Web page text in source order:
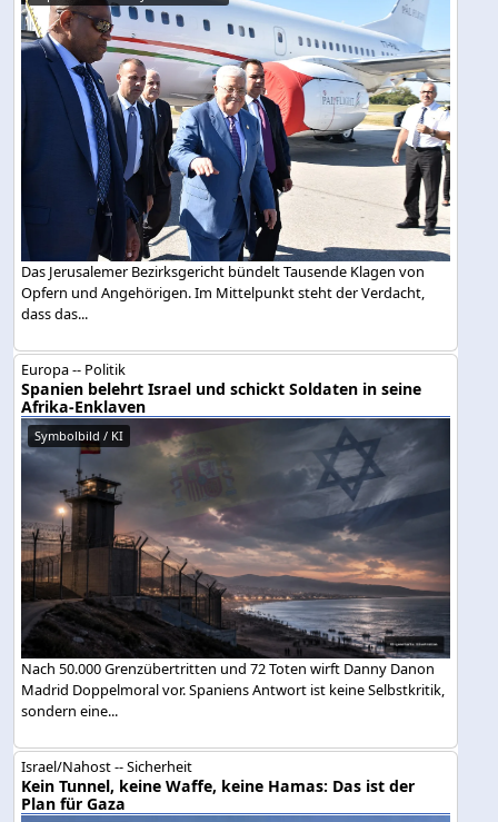
Das Jerusalemer Bezirksgericht bündelt Tausende Klagen von
Opfern und Angehörigen. Im Mittelpunkt steht der Verdacht,
dass das...
Europa -- Politik
Spanien belehrt Israel und schickt Soldaten in seine
Afrika-Enklaven
Symbolbild / KI
Nach 50.000 Grenzübertritten und 72 Toten wirft Danny Danon
Madrid Doppelmoral vor. Spaniens Antwort ist keine Selbstkritik,
sondern eine...
Israel/Nahost -- Sicherheit
Kein Tunnel, keine Waffe, keine Hamas: Das ist der
Plan für Gaza